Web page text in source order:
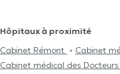
Hôpitaux à proximité
Cabinet Rémont
Cabinet
Cabinet médical des